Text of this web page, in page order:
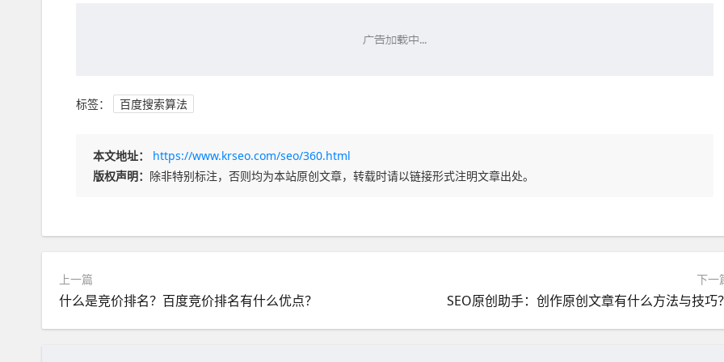
标签： 百度搜索算法
本文地址：
https://www.krseo.com/seo/360.html
版权声明： 除非特别标注，否则均为本站原创文章，转载时请以链接形式注明文章出处。
上一篇
什么是竞价排名？百度竞价排名有什么优点？
下一
SEO原创助手：创作原创文章有什么方法与技巧